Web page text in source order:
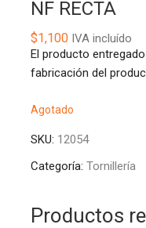
NF RECTA
$1,100IVA incluído
El producto
fabricación del
Agotado
SKU: 12054
Categoría: Tornillería
Productos